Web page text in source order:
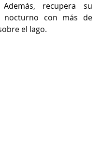
recupera su
nocturno con más de
el lago.